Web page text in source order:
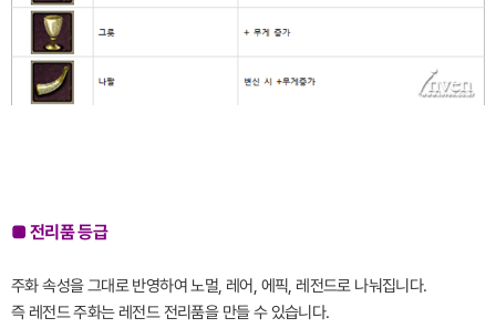
■ 전리품 등급
주화 속성을 그대로 반영하여 노멀, 레어, 에픽, 레전드로 나눠집니다.
즉 레전드 주화는 레전드 전리품을 만들 수 있습니다.